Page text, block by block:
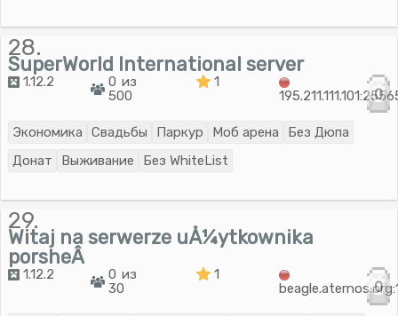
28.
SuperWorld International server
1.12.2
0 из
500
1
0
Экономика Свадьбы Паркур Моб арена
Без Дюпа
Донат
Выживание Без WhiteList
29.
Witaj na serwerze uÅ¼ytkownika
porsheÂ
1.12.2
0 из
30
1
0